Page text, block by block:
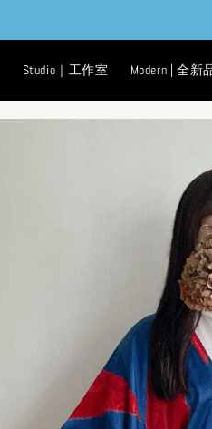
Studio｜工作室 Modern | 全新